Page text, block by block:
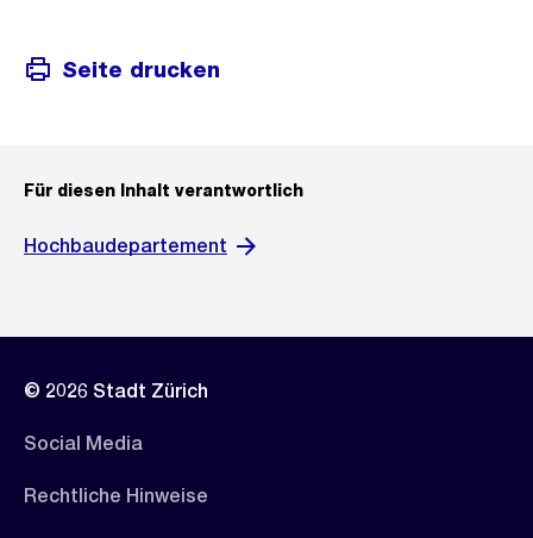
Seite drucken
Für diesen Inhalt verantwortlich
Hochbaudepartement
© 2026 Stadt Zürich
Social Media
Rechtliche Hinweise